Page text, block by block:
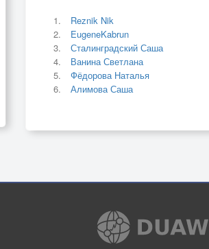
Reznik Nik
EugeneKabrun
Сталинградский Саша
Ванина Светлана
Фёдорова Наталья
Алимова Саша